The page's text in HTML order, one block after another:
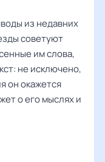
из недавних
советуют
им слова,
не исключено,
он окажется
о его мыслях и